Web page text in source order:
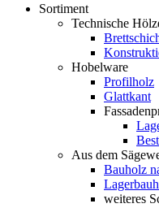
Sortiment
Technische
Hobelware
Profilholz
Glattkant
Aus dem
Bauholz
weiteres